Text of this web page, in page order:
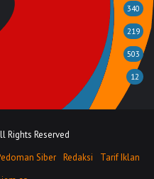
340
219
503
12
Rights Reserved
Siber Redaksi
Tarif Iklan